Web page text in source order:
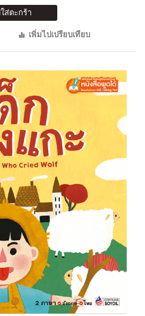
ส่ตะกร้า
เพิ่มไปเปรียบเทียบ